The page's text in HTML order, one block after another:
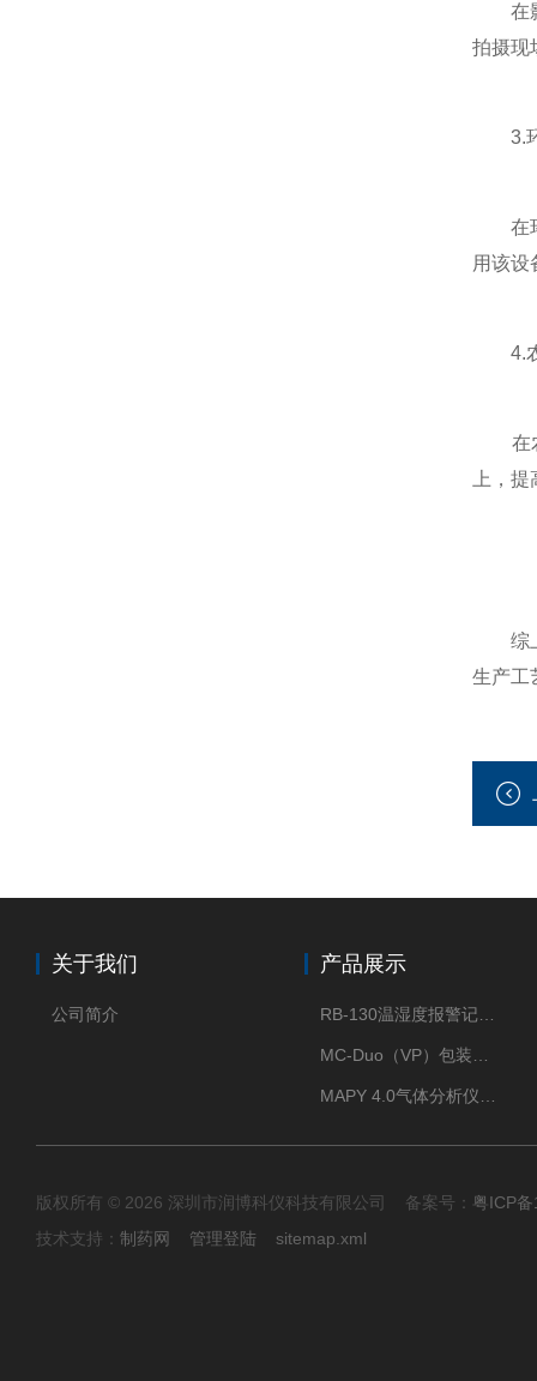
在影
拍摄现
3.环
在环
用该设
4.农
在农
上，
综上
生产工
关于我们
公司简介
产品展示
版权所有 © 2026 深圳市润博科仪科技有限公司 备案号： 粤ICP
技术支持： 制药网 管理登陆 sitemap.xml